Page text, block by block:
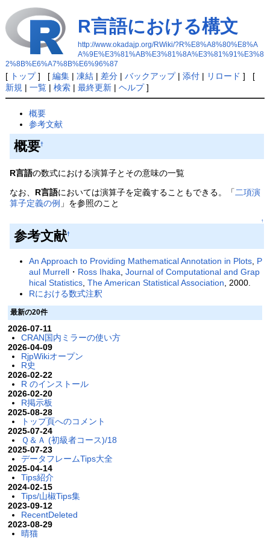
R言語における構文
http://www.okadajp.org/RWiki/?R%E8%A8%80%E8%A
A%9E%E3%81%AB%E3%81%8A%E3%81%91%E3%8
2%8B%E6%A7%8B%E6%96%87
[ トップ] [ 編集| 凍結| 差分| バックアップ| 添付| リロード ] [
新規 | 一覧| 検索| 最終更新| ヘルプ]
概要
参考文献
概要†
R言語の数式における演算子とその意味の一覧
なお、 R言語においては演算子を定義することもできる。「二項演
算子定義の例 」を参照のこと
↑
参考文献†
An Approach to Providing Mathematical Annotation in Plots P
aul Murrell ・ Ross Ihaka ,Journal of Computational and Grap
hical Statistics ,The American Statistical Association , 2000.
Rにおける数式注釈
最新の20件
2026-07-11
CRAN国内ミラーの使い方
2026-04-09
RjpWikiオープン
R史
2026-02-22
R のインストール
2026-02-20
R掲示板
2025-08-28
トップ頁へのコメント
2025-07-24
Ｑ＆Ａ (初級者コース)/18
2025-07-23
データフレームTips大全
2025-04-14
Tips紹介
2024-02-15
Tips/山椒Tips集
2023-09-12
RecentDeleted
2023-08-29
晴猫